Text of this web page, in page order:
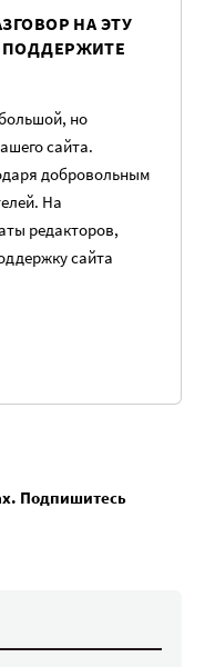
НА ЭТУ
но
сайта.
добровольным
На
редакторов,
сайта
Подпишитесь